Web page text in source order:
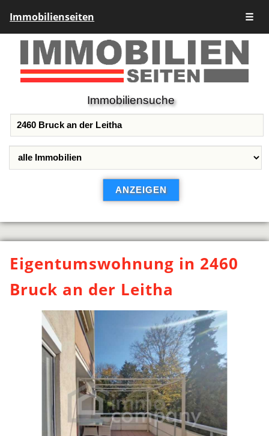
Immobilienseiten ☰
Immobiliensuche
Eigentumswohnung in 2460
Bruck an der Leitha